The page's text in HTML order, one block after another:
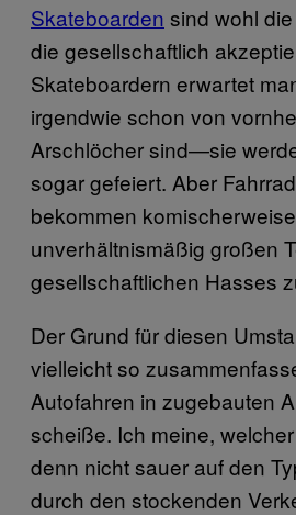
Skateboarden sind wohl
die gesellschaftlich
Skateboardern erwartet
irgendwie schon von
Arschlöcher sind—sie
sogar gefeiert. Aber
bekommen
unverhältnismäßig großen
gesellschaftlichen Hasses
Der Grund für diesen
vielleicht so
Autofahren in zugebauten
scheiße. Ich meine,
denn nicht sauer auf den
durch den stockenden